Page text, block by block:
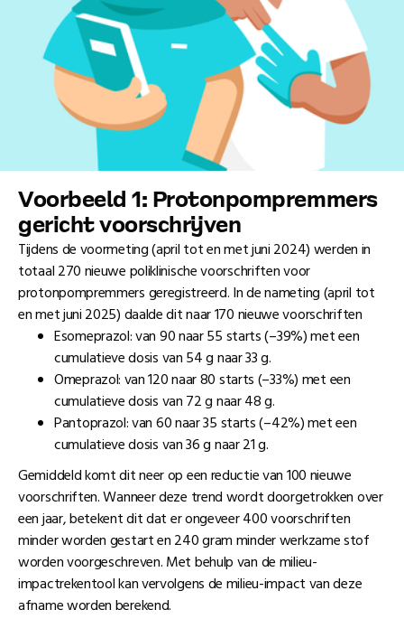
Voorbeeld 1: Protonpompremmers
gericht voorschrĳven
Tijdens de voormeting (april tot en met juni 2024) werden in
totaal 270 nieuwe poliklinische voorschriften voor
protonpompremmers geregistreerd. In de nameting (april tot
en met juni 2025) daalde dit naar 170 nieuwe voorschriften
Esomeprazol: van 90 naar 55 starts (–39%) met een
cumulatieve dosis van 54 g naar 33 g.
Omeprazol: van 120 naar 80 starts (–33%) met een
cumulatieve dosis van 72 g naar 48 g.
Pantoprazol: van 60 naar 35 starts (–42%) met een
cumulatieve dosis van 36 g naar 21 g.
Gemiddeld komt dit neer op een reductie van 100 nieuwe
voorschriften. Wanneer deze trend wordt doorgetrokken over
een jaar, betekent dit dat er ongeveer 400 voorschriften
minder worden gestart en 240 gram minder werkzame stof
worden voorgeschreven. Met behulp van de milieu-
impactrekentool kan vervolgens de milieu-impact van deze
afname worden berekend.